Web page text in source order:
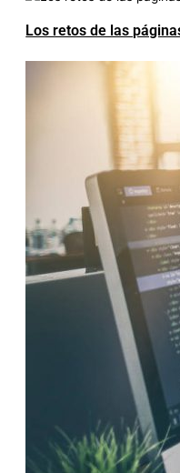
Los retos de las